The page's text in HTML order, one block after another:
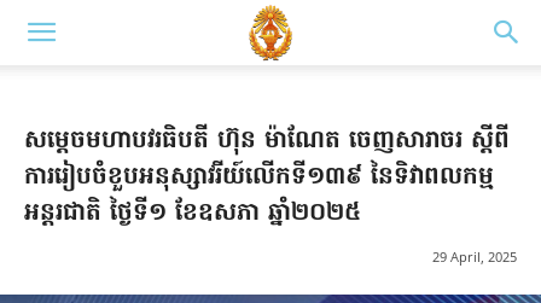
សម្តេចមហាបវរធិបតី ហ៊ុន​ ម៉ាណែត ចេញសារាចរ ស្តីពី
ការរៀបចំខួបអនុស្សាវរីយ៍លើកទី១៣៩ នៃទិវាពលកម្ម
អន្តរជាតិ ថ្ងៃទី១ ខែឧសភា ឆ្នាំ២០២៥
29 April, 2025